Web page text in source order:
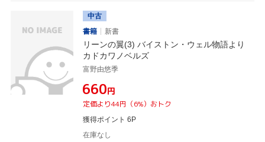
中古
書籍
新書
リーンの翼(3) バイストン・ウェル物語より
カドカワノベルズ
富野由悠季
¥660円
定価より44円（6%）おトク
獲得ポイント 6P
在庫なし